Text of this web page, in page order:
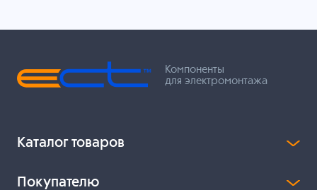
Компоненты
для электромонтажа
Каталог товаров
Покупателю